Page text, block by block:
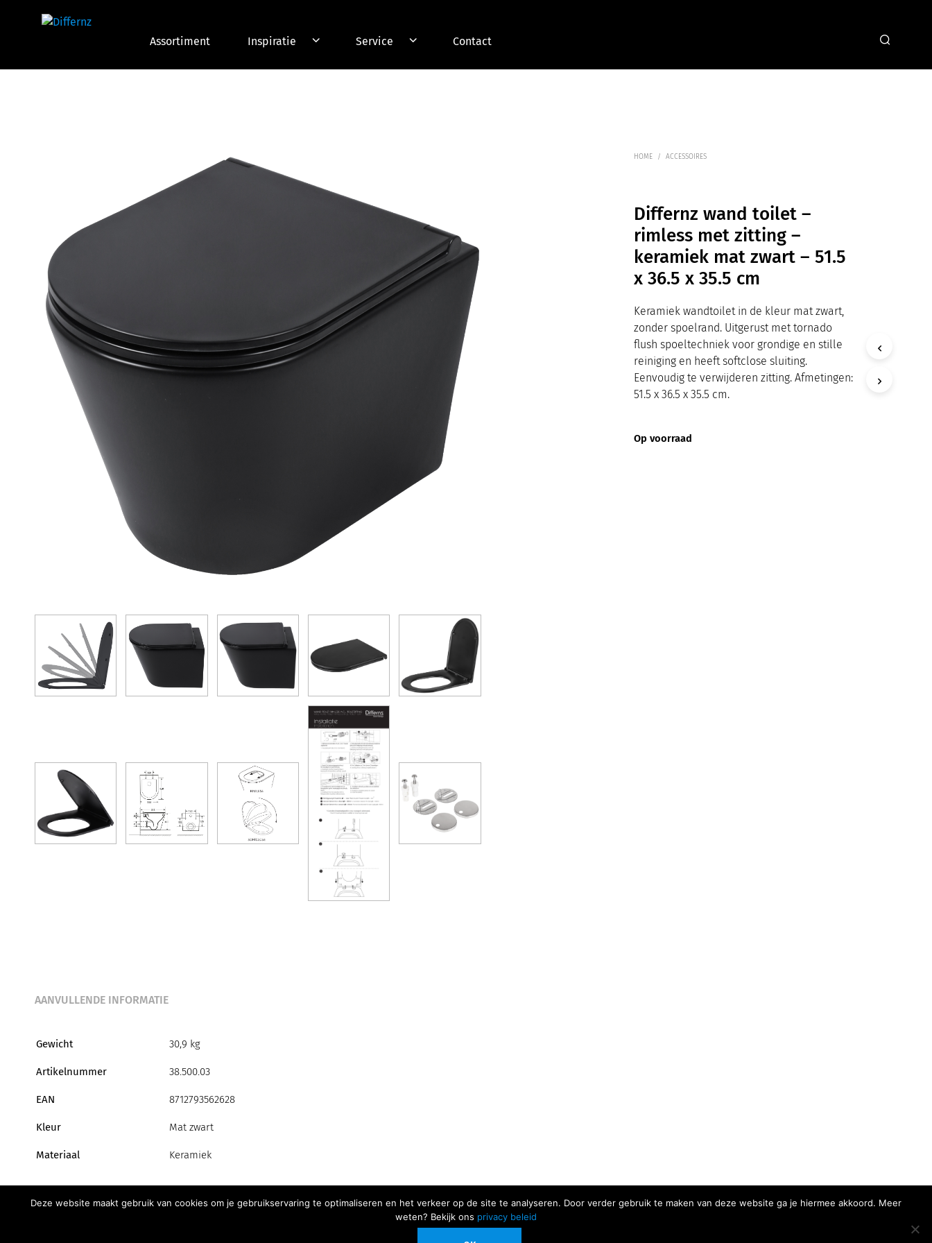
Assortiment Inspiratie Service Contact
HOME / ACCESSOIRES
Differnz wand toilet –
rimless met zitting –
keramiek mat zwart – 51.5
x 36.5 x 35.5 cm
Keramiek wandtoilet in de kleur mat zwart,
zonder spoelrand. Uitgerust met tornado
flush spoeltechniek voor grondige en stille
reiniging en heeft softclose sluiting.
Eenvoudig te verwijderen zitting. Afmetingen:
51.5 x 36.5 x 35.5 cm.
Op voorraad
AANVULLENDE INFORMATIE
Gewicht 30,9 kg
Artikelnummer 38.500.03
EAN 8712793562628
Kleur Mat zwart
Materiaal Keramiek
Deze website maakt gebruik van cookies om je gebruikservaring te optimaliseren en het verkeer op de site te analyseren. Door verder gebruik te maken van deze website ga je hiermee akkoord. Meer
weten? Bekijk ons privacy beleid